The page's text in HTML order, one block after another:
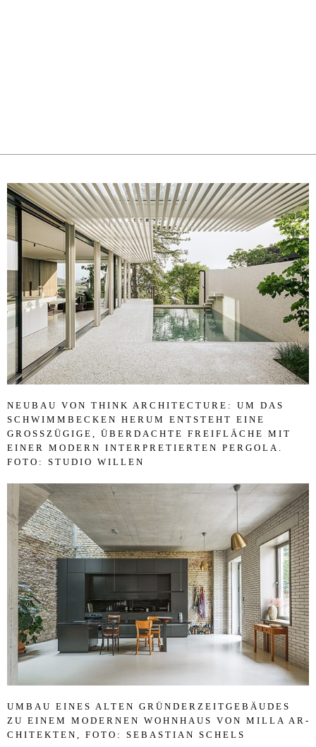
NEU­BAU VON THINK AR­CHI­TEC­TU­RE: UM DAS
SCHWIMM­BE­CKEN HER­UM EN­T­STEHT EINE
GROSSZÜGIGE, ÜBER­D­ACH­TE FR­EIFLÄCHE MIT E
I­NER MO­DERN IN­TER­PRE­TI­ER­TEN PER­GO­LA. F
OTO: STU­DIO WIL­LEN
UM­BAU EI­NES AL­TEN GRÜNDERZ­EITG­EBÄUDES
ZU EI­NEM MO­DER­NEN WOHN­HAUS VON MIL­LA AR­
CHI­TEK­TEN, FOTO: SE­BASTI­AN SCHELS